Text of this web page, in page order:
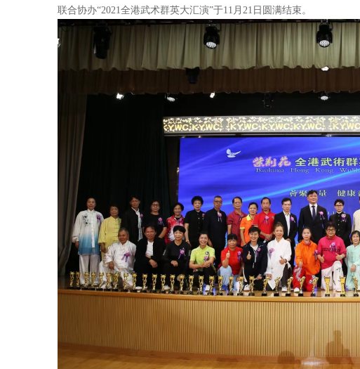
联合协办“2021全港武术群英大汇演”于11月21日圆满结束。